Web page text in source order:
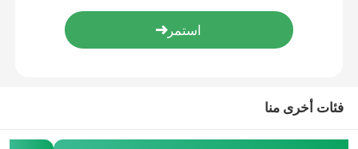
آلة ثني المخروط
آلات لحام
فئات أخرى منا